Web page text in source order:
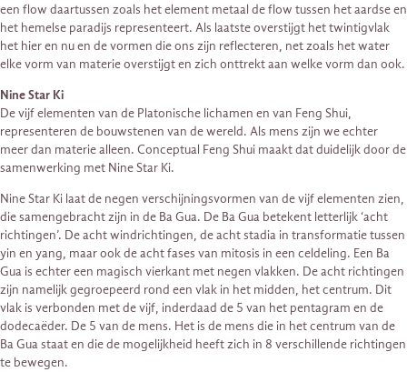
een flow daartussen zoals het element metaal de flow tussen het aardse en
het hemelse paradijs representeert. Als laatste overstijgt het twintigvlak
het hier en nu en de vormen die ons zijn reflecteren, net zoals het water
elke vorm van materie overstijgt en zich onttrekt aan welke vorm dan ook.
Nine Star Ki
De vijf elementen van de Platonische lichamen en van Feng Shui,
representeren de bouwstenen van de wereld. Als mens zijn we echter
meer dan materie alleen. Conceptual Feng Shui maakt dat duidelijk door de
samenwerking met Nine Star Ki.
Nine Star Ki laat de negen verschijningsvormen van de vijf elementen zien,
die samengebracht zijn in de Ba Gua. De Ba Gua betekent letterlijk ‘acht
richtingen’. De acht windrichtingen, de acht stadia in transformatie tussen
yin en yang, maar ook de acht fases van mitosis in een celdeling. Een Ba
Gua is echter een magisch vierkant met negen vlakken. De acht richtingen
zijn namelijk gegroepeerd rond een vlak in het midden, het centrum. Dit
vlak is verbonden met de vijf, inderdaad de 5 van het pentagram en de
dodecaëder. De 5 van de mens. Het is de mens die in het centrum van de
Ba Gua staat en die de mogelijkheid heeft zich in 8 verschillende richtingen
te bewegen.